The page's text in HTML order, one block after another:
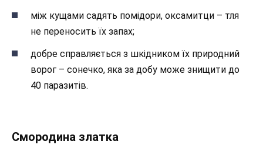
між кущами садять помідори, оксамитци – тля
не переносить їх запах;
добре справляється з шкідником їх природний
ворог – сонечко, яка за добу може знищити до
40 паразитів.
Смородина златка